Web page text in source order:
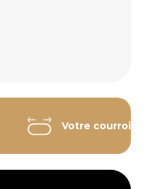
Votre courroie